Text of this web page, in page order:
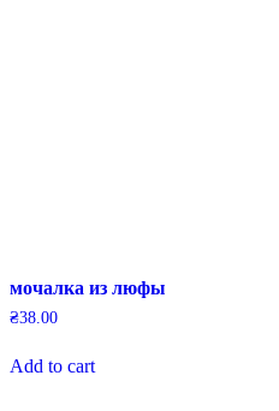
мочалка из люфы
₴38.00
Add to cart